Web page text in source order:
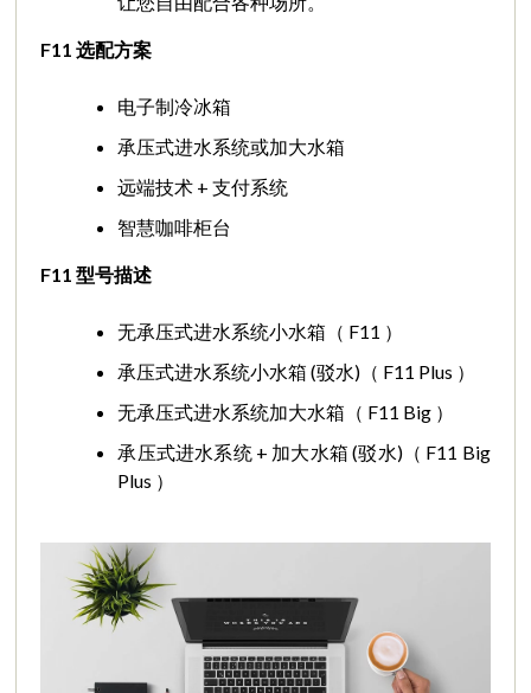
F11选配方案
电子制冷冰箱
承压式进水系统或加大水箱
远端技术 + 支付系统
智慧咖啡柜台
F11型号描述
无承压式进水系统小水箱（ F11 ）
承压式进水系统小水箱 (驳水)（ F11 Plus ）
无承压式进水系统加大水箱（ F11 Big ）
承压式进水系统 + 加大水箱 (驳水)（ F11 Big
Plus ）